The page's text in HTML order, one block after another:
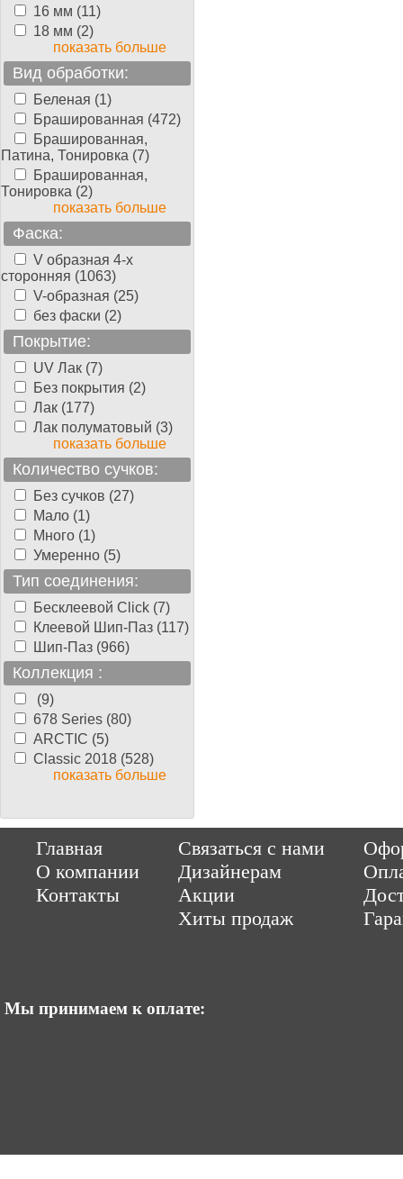
16 мм (11)
18 мм (2)
показать больше
Вид обработки:
Беленая (1)
Брашированная (472)
Брашированная,
Патина, Тонировка (7)
Брашированная,
Тонировка (2)
показать больше
Фаска:
V образная 4-х
сторонняя (1063)
V-образная (25)
без фаски (2)
Покрытие:
UV Лак (7)
Без покрытия (2)
Лак (177)
Лак полуматовый (3)
показать больше
Количество сучков:
Без сучков (27)
Мало (1)
Много (1)
Умеренно (5)
Тип соединения:
Бесклеевой Click (7)
Клеевой Шип-Паз (117)
Шип-Паз (966)
Коллекция :
(9)
678 Series (80)
ARCTIC (5)
Classic 2018 (528)
показать больше
Главная
О компании
Контакты
Связаться с нами
Дизайнерам
Акции
Хиты продаж
Мы принимаем к оплате:
ItCompany Продвижение сайтов by «ВзлЁт»